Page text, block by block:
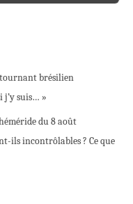
brésilien
j’y suis… »
du 8 août
ils incontrôlables ? Ce que